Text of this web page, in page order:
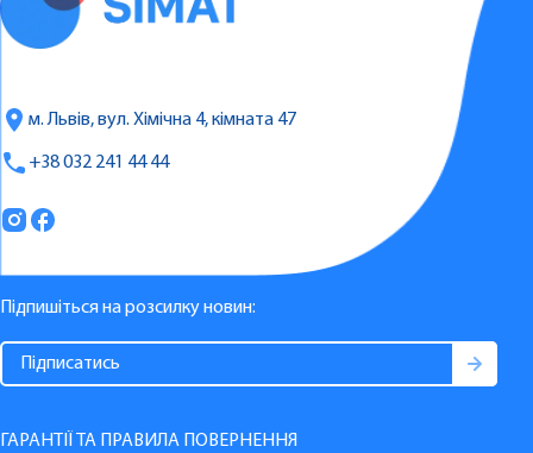
м. Львів, вул. Хімічна 4, кімната 47
+38 032 241 44 44
Підпишіться на розсилку новин:
ГАРАНТІЇ ТА ПРАВИЛА ПОВЕРНЕННЯ